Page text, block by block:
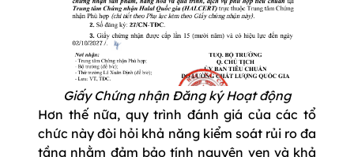
Giấy Chứng nhận Đăng ký Hoạt động
Hơn thế nữa, quy trình đánh giá của các tổ
chức này đòi hỏi khả năng kiểm soát rủi ro đa
tầng nhằm đảm bảo tính nguyên vẹn và khả